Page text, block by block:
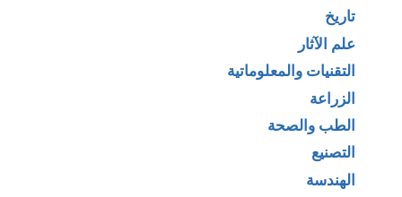
تاريخ
علم الآثار
التقنيات والمعلوماتية
الزراعة
الطب والصحة
التصنيع
الهندسة